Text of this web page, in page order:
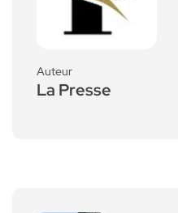
Auteur
La Presse